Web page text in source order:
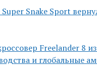
Snake Sport